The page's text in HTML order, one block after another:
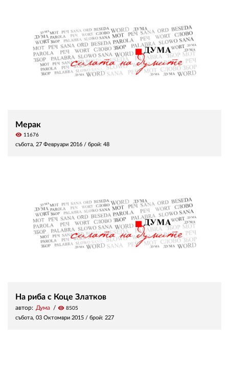
Мерак
visibility 11676
събота, 27 Февруари 2016 / брой: 48
На риба с Коце Златков
автор: Дума visibility 8505
събота, 03 Октомври 2015 / брой: 227